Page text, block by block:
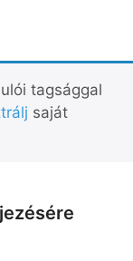
tagsággal
saját